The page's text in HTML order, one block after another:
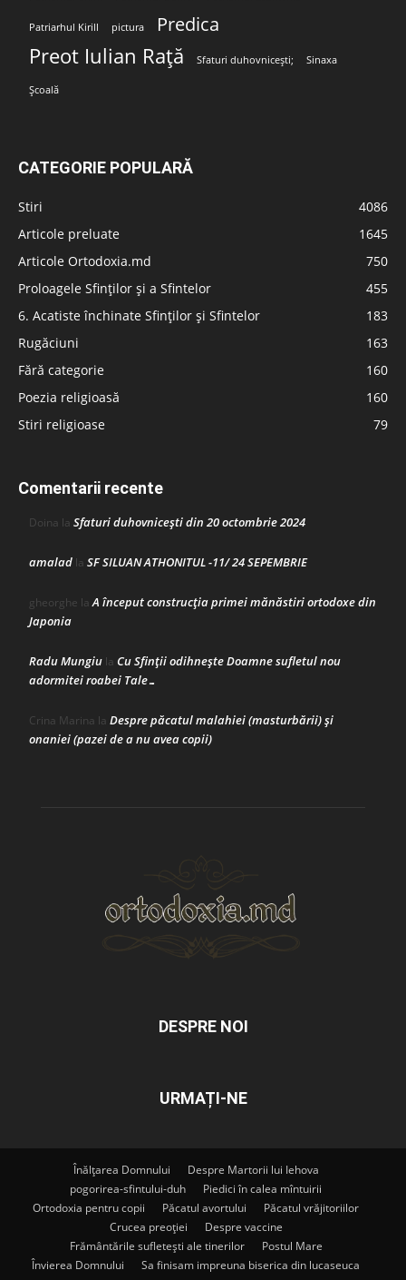
Patriarhul Kirill pictura Predica
Preot Iulian Rață Sfaturi duhovnicești; Sinaxa
Școală
CATEGORIE POPULARĂ
Stiri
4086
Articole preluate
1645
Articole Ortodoxia.md
750
Proloagele Sfinților și a Sfintelor
455
6. Acatiste închinate Sfinților și Sfintelor
183
Rugăciuni
163
Fără categorie
160
Poezia religioasă
160
Stiri religioase
79
Comentarii recente
Doina la Sfaturi duhovnicești din 20 octombrie 2024
amalad la SF SILUAN ATHONITUL -11/ 24 SEPEMBRIE
gheorghe laA început construcţia primei mănăstiri ortodoxe din
Japonia
Radu Mungiu la Cu Sfinții odihnește Doamne sufletul nou
adormitei roabei Tale…
Crina Marina la Despre păcatul malahiei (masturbării) şi
onaniei (pazei de a nu avea copii)
DESPRE NOI
URMAȚI-NE
Înălțarea Domnului
Despre Martorii lui Iehova
pogorirea-sfintului-duh
Piedici în calea mîntuirii
Ortodoxia pentru copii
Păcatul avortului
Păcatul vrăjitoriilor
Crucea preoției
Despre vaccine
Frământările sufletești ale tinerilor
Postul Mare
Învierea Domnului
Sa finisam impreuna biserica din lucaseuca